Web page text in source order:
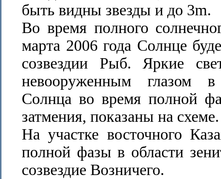
быть видны звезды и до 3m.
Во время полного
марта 2006 года Солнце
созвездии Рыб. Яркие
невооруженным глазом в
Солнца во время полной
затмения, показаны на схеме.
На участке восточного
полной фазы в области
созвездие Возничего.